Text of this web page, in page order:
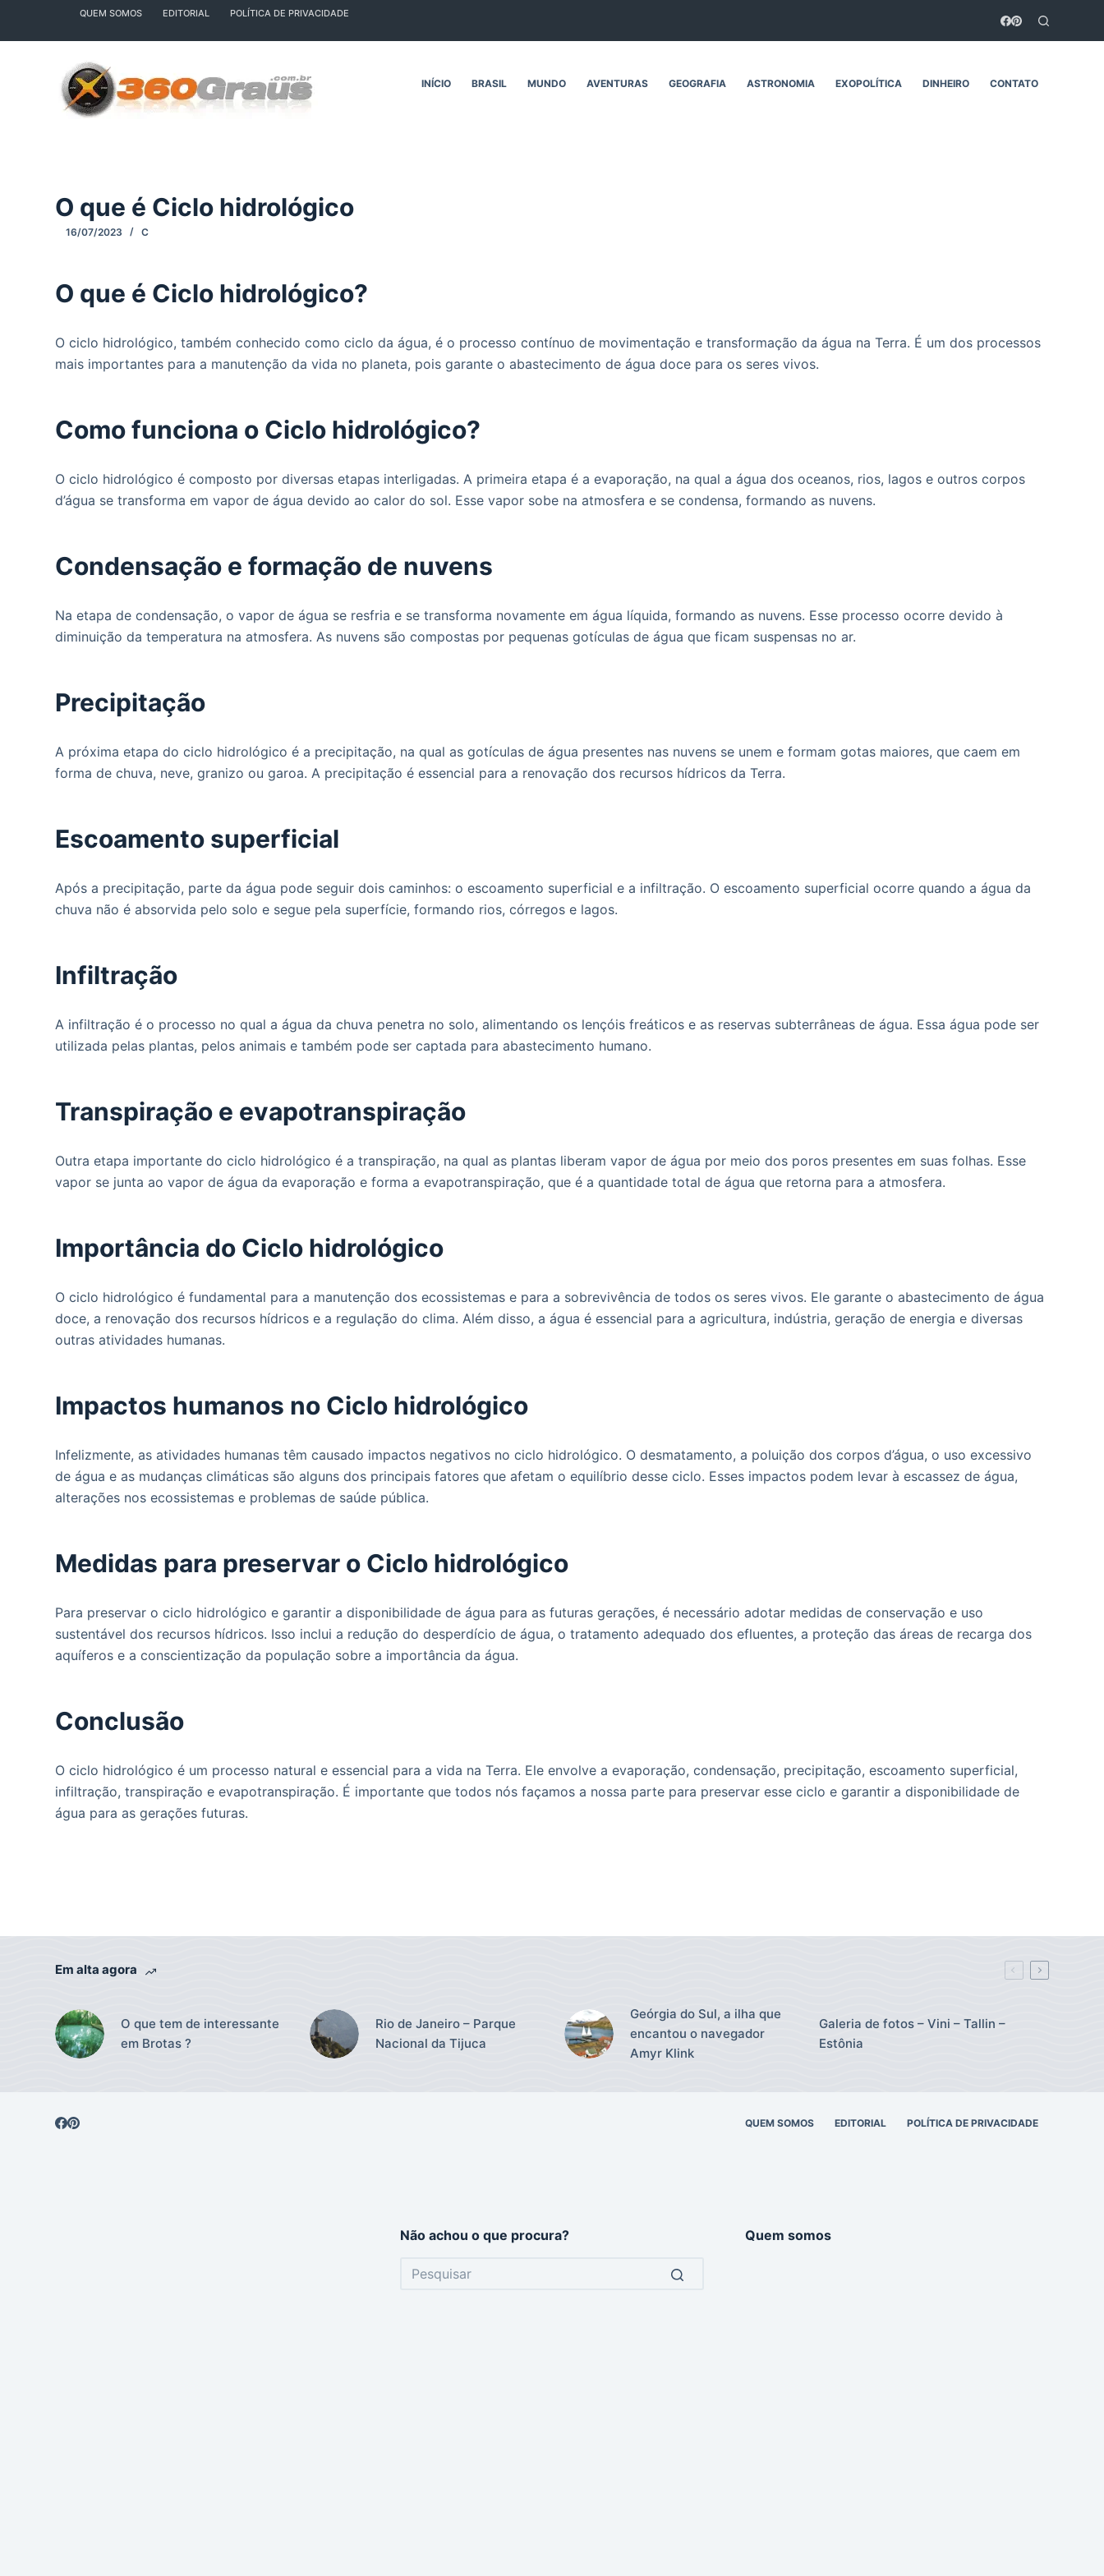
u
QUEM SOMOS EDITORIAL POLÍTICA DE PRIVACIDADE
INÍCIO BRASIL MUNDO AVENTURAS GEOGRAFIA ASTRONOMIA EXOPOLÍTICA DINHEIRO CONTATO
O que é Ciclo hidrológico
16/07/2023 C
O que é Ciclo hidrológico?
O ciclo hidrológico, também conhecido como ciclo da água, é o processo contínuo de movimentação e transformação da água na Terra. É um dos processos
mais importantes para a manutenção da vida no planeta, pois garante o abastecimento de água doce para os seres vivos.
Como funciona o Ciclo hidrológico?
O ciclo hidrológico é composto por diversas etapas interligadas. A primeira etapa é a evaporação, na qual a água dos oceanos, rios, lagos e outros corpos
d’água se transforma em vapor de água devido ao calor do sol. Esse vapor sobe na atmosfera e se condensa, formando as nuvens.
Condensação e formação de nuvens
Na etapa de condensação, o vapor de água se resfria e se transforma novamente em água líquida, formando as nuvens. Esse processo ocorre devido à
diminuição da temperatura na atmosfera. As nuvens são compostas por pequenas gotículas de água que ficam suspensas no ar.
Precipitação
A próxima etapa do ciclo hidrológico é a precipitação, na qual as gotículas de água presentes nas nuvens se unem e formam gotas maiores, que caem em
forma de chuva, neve, granizo ou garoa. A precipitação é essencial para a renovação dos recursos hídricos da Terra.
Escoamento superficial
Após a precipitação, parte da água pode seguir dois caminhos: o escoamento superficial e a infiltração. O escoamento superficial ocorre quando a água da
chuva não é absorvida pelo solo e segue pela superfície, formando rios, córregos e lagos.
Infiltração
A infiltração é o processo no qual a água da chuva penetra no solo, alimentando os lençóis freáticos e as reservas subterrâneas de água. Essa água pode ser
utilizada pelas plantas, pelos animais e também pode ser captada para abastecimento humano.
Transpiração e evapotranspiração
Outra etapa importante do ciclo hidrológico é a transpiração, na qual as plantas liberam vapor de água por meio dos poros presentes em suas folhas. Esse
vapor se junta ao vapor de água da evaporação e forma a evapotranspiração, que é a quantidade total de água que retorna para a atmosfera.
Importância do Ciclo hidrológico
O ciclo hidrológico é fundamental para a manutenção dos ecossistemas e para a sobrevivência de todos os seres vivos. Ele garante o abastecimento de água
doce, a renovação dos recursos hídricos e a regulação do clima. Além disso, a água é essencial para a agricultura, indústria, geração de energia e diversas
outras atividades humanas.
Impactos humanos no Ciclo hidrológico
Infelizmente, as atividades humanas têm causado impactos negativos no ciclo hidrológico. O desmatamento, a poluição dos corpos d’água, o uso excessivo
de água e as mudanças climáticas são alguns dos principais fatores que afetam o equilíbrio desse ciclo. Esses impactos podem levar à escassez de água,
alterações nos ecossistemas e problemas de saúde pública.
Medidas para preservar o Ciclo hidrológico
Para preservar o ciclo hidrológico e garantir a disponibilidade de água para as futuras gerações, é necessário adotar medidas de conservação e uso
sustentável dos recursos hídricos. Isso inclui a redução do desperdício de água, o tratamento adequado dos efluentes, a proteção das áreas de recarga dos
aquíferos e a conscientização da população sobre a importância da água.
Conclusão
O ciclo hidrológico é um processo natural e essencial para a vida na Terra. Ele envolve a evaporação, condensação, precipitação, escoamento superficial,
infiltração, transpiração e evapotranspiração. É importante que todos nós façamos a nossa parte para preservar esse ciclo e garantir a disponibilidade de
água para as gerações futuras.
Em alta agora
O que tem de interessante
em Brotas ?
Rio de Janeiro – Parque
Nacional da Tijuca
Geórgia do Sul, a ilha que
encantou o navegador
Amyr Klink
Galeria de fotos – Vini – Tallin –
Estônia
QUEM SOMOS EDITORIAL POLÍTICA DE PRIVACIDADE
Não achou o que procura? Quem somos